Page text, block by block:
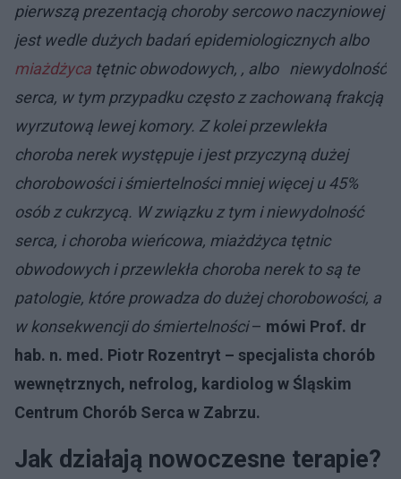
pierwszą prezentacją choroby sercowo naczyniowej
jest wedle dużych badań epidemiologicznych albo
miażdżyca tętnic obwodowych, , albo niewydolność
serca, w tym przypadku często z zachowaną frakcją
wyrzutową lewej komory. Z kolei przewlekła
choroba nerek występuje i jest przyczyną dużej
chorobowości i śmiertelności mniej więcej u 45%
osób z cukrzycą. W związku z tym i niewydolność
serca, i choroba wieńcowa, miażdżyca tętnic
obwodowych i przewlekła choroba nerek to są te
patologie, które prowadza do dużej chorobowości, a
w konsekwencji do śmiertelności– mówi Prof. dr
hab. n. med. Piotr Rozentryt – specjalista chorób
wewnętrznych, nefrolog, kardiolog w Śląskim
Centrum Chorób Serca w Zabrzu.
Jak działają nowoczesne terapie?